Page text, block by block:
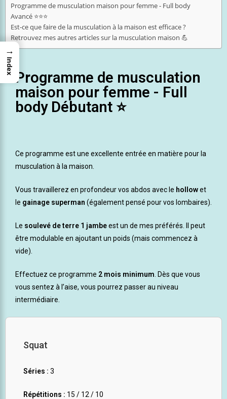
Programme de musculation maison pour femme - Full body
Avancé ⭐⭐⭐
Est-ce que faire de la musculation à la maison est efficace ?
Retrouvez mes autres articles sur la musculation maison 💪
Programme de musculation
maison pour femme - Full
body Débutant ⭐
Ce programme est une excellente entrée en matière pour la
musculation à la maison.
Vous travaillerez en profondeur vos abdos avec le hollowet
le gainage superman (également pensé pour vos lombaires).
Le soulevé de terre 1 jambeest un de mes préférés. Il peut
être modulable en ajoutant un poids (mais commencez à
vide).
Effectuez ce programme 2 mois minimum . Dès que vous
vous sentez à l’aise, vous pourrez passer au niveau
intermédiaire.
Squat
Séries : 3
Répétitions : 15 / 12 / 10
→
Index